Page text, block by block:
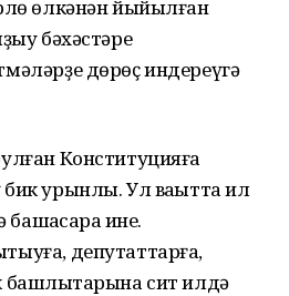
өлкәнән йыйылған
бәхәстәре
дөрөҫ индереүгә
Конституцияға
урынлы. Ул ваҡытта ил
ине.
депутаттарға,
башлыҡтарына сит илдә